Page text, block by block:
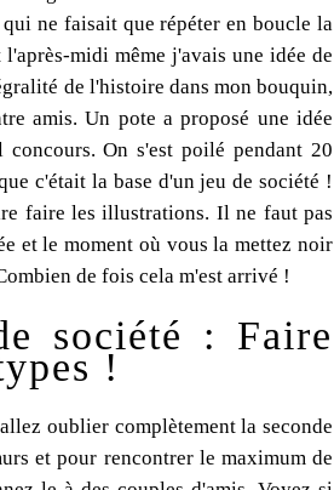
ne faisait que répéter en boucle la
midi même j'avais une idée de
de l'histoire dans mon bouquin,
amis. Un pote a proposé une idée
On s'est poilé pendant 20
c'était la base d'un jeu de société !
faire les illustrations. Il ne faut pas
et le moment où vous la mettez noir
de fois cela m'est arrivé !
société : Faire
!
oublier complètement la seconde
et pour rencontrer le maximum de